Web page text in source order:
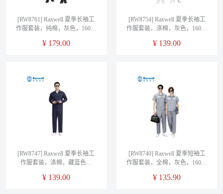
[RW8761] Raxwell 夏季长袖工
作服套装，纯棉，灰色，160，
¥ 179.00
[RW8754] Raxwell 夏季长袖工
作服套装，涤棉，灰色，160，
¥ 139.00
[RW8747] Raxwell 夏季长袖工
作服套装，涤棉，藏蓝色，
¥ 139.00
[RW8740] Raxwell 夏季短袖工
作服套装，全棉，灰色，160，
¥ 135.90